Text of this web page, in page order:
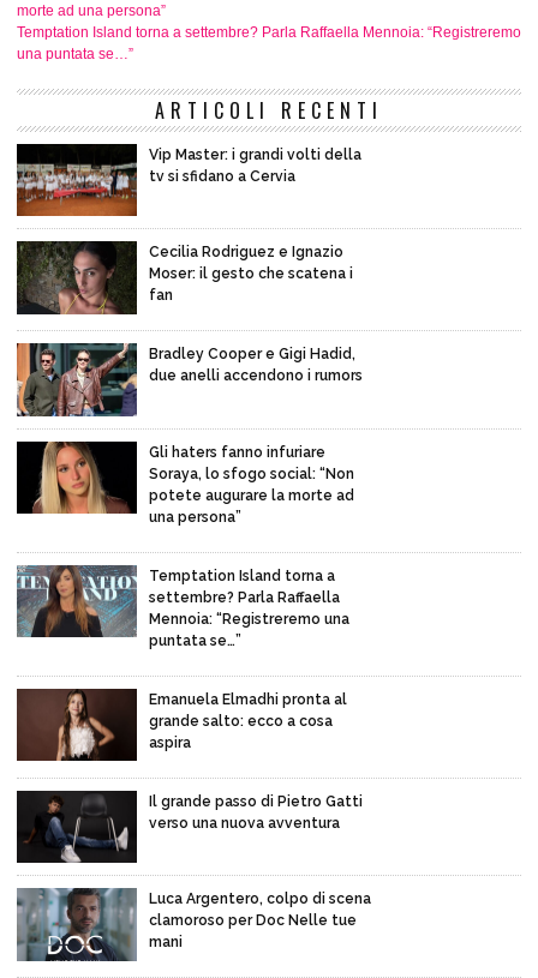
morte ad una persona”
Temptation Island torna a settembre? Parla Raffaella Mennoia: “Registreremo
una puntata se…”
ARTICOLI RECENTI
Vip Master: i grandi volti della
tv si sfidano a Cervia
Cecilia Rodriguez e Ignazio
Moser: il gesto che scatena i
fan
Bradley Cooper e Gigi Hadid,
due anelli accendono i rumors
Gli haters fanno infuriare
Soraya, lo sfogo social: “Non
potete augurare la morte ad
una persona”
Temptation Island torna a
settembre? Parla Raffaella
Mennoia: “Registreremo una
puntata se…”
Emanuela Elmadhi pronta al
grande salto: ecco a cosa
aspira
Il grande passo di Pietro Gatti
verso una nuova avventura
Luca Argentero, colpo di scena
clamoroso per Doc Nelle tue
mani